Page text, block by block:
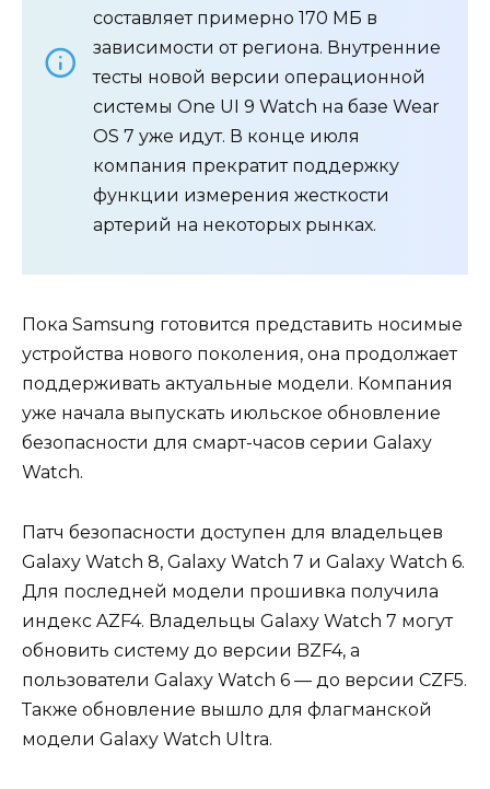
составляет примерно 170 МБ в
зависимости от региона. Внутренние
тесты новой версии операционной
системы One UI 9 Watch на базе Wear
OS 7 уже идут. В конце июля
компания прекратит поддержку
функции измерения жесткости
артерий на некоторых рынках.
Пока Samsung готовится представить носимые
устройства нового поколения, она продолжает
поддерживать актуальные модели. Компания
уже начала выпускать июльское обновление
безопасности для смарт-часов серии Galaxy
Watch.
Патч безопасности доступен для владельцев
Galaxy Watch 8, Galaxy Watch 7 и Galaxy Watch 6.
Для последней модели прошивка получила
индекс AZF4. Владельцы Galaxy Watch 7 могут
обновить систему до версии BZF4, а
пользователи Galaxy Watch 6 — до версии CZF5.
Также обновление вышло для флагманской
модели Galaxy Watch Ultra.